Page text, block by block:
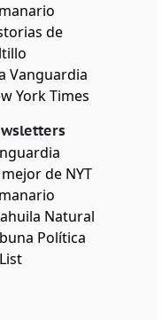
de
Vanguardia
York Times
de NYT
Natural
Política